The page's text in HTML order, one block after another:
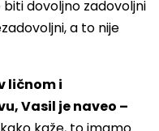
dovoljno zadovoljni
a to nije
ličnom i
Vasil je naveo –